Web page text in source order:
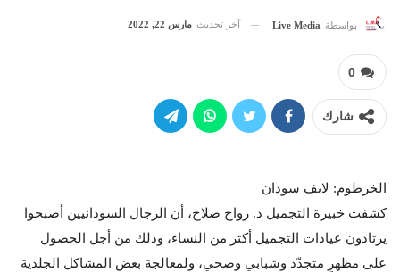
بواسطة Live Media آخر تحديث مارس 22, 2022
0
شارك
الخرطوم: لايف سودان
كشفت خبيرة التجميل د. رواح صلاح، أن الرجال السودانيين أصبحوا
يرتادون عيادات التجميل أكثر من النساء، وذلك من أجل الحصول
على مظهرٍ متجدّد وشبابي وصحي، ولمعالجة بعض المشاكل الجلدية